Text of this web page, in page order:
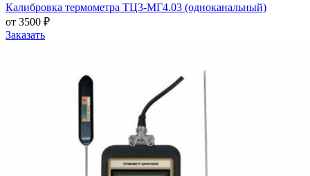
Калибровка термометра ТЦ3-МГ4.03 (одноканальный)
от 3500 ₽
Заказать